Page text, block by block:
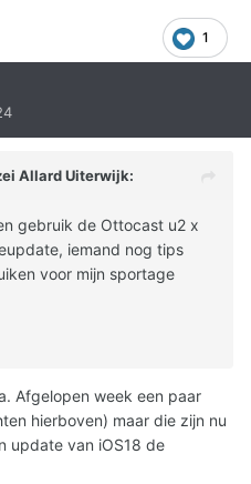
1
Allard Uiterwijk:
gebruik de Ottocast u2 x
iemand nog tips
voor mijn sportage
Afgelopen week een paar
hierboven) maar die zijn nu
update van iOS18 de